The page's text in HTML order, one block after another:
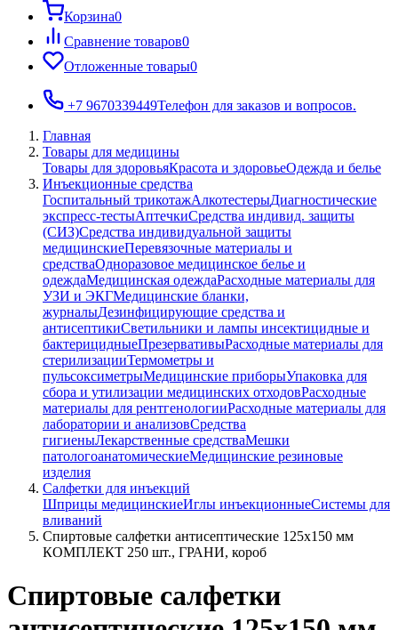
Корзина0
Сравнение товаров0
Отложенные товары0
+7 9670339449Телефон для заказов и вопросов.
Главная
Товары для медицины
Товары для здоровьяКрасота и здоровьеОдежда и белье
Инъекционные средства
Госпитальный трикотажАлкотестерыДиагностические
экспресс-тестыАптечкиСредства индивид. защиты
(СИЗ)Средства индивидуальной защиты
медицинскиеПеревязочные материалы и
средстваОдноразовое медицинское белье и
одеждаМедицинская одеждаРасходные материалы для
УЗИ и ЭКГМедицинские бланки,
журналыДезинфицирующие средства и
антисептикиСветильники и лампы инсектицидные и
бактерицидныеПрезервативыРасходные материалы для
стерилизацииТермометры и
пульсоксиметрыМедицинские приборыУпаковка для
сбора и утилизации медицинских отходовРасходные
материалы для рентгенологииРасходные материалы для
лаборатории и анализовСредства
гигиеныЛекарственные средстваМешки
патологоанатомическиеМедицинские резиновые
изделия
Салфетки для инъекций
Шприцы медицинскиеИглы инъекционныеСистемы для
вливаний
Спиртовые салфетки антисептические 125х150 мм
КОМПЛЕКТ 250 шт., ГРАНИ, короб
Спиртовые салфетки